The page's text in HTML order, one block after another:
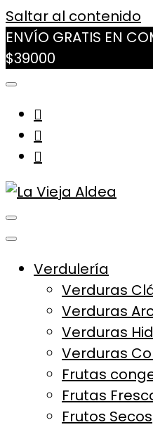
Saltar al contenido
ENVÍO GRATIS EN
$39000
Verdulería
Verduras
Verduras
Verduras
Verduras
Frutas
Frutas
Frutos Secos